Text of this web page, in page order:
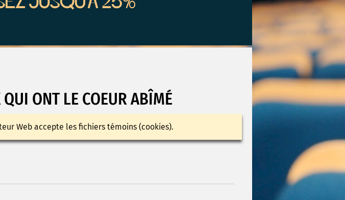
ONT LE COEUR ABÎMÉ
Web accepte les fichiers témoins (cookies).